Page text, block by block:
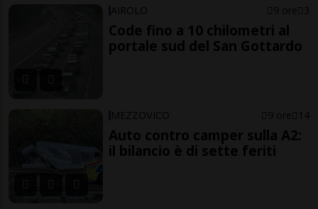
AIROLO 9 ore 3
Code fino a 10 chilometri al
portale sud del San Gottardo
MEZZOVICO 9 ore 14
Auto contro camper sulla A2:
il bilancio è di sette feriti